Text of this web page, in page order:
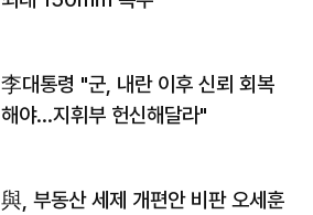
李대통령 "군, 내란 이후 신뢰 회복
해야…지휘부 헌신해달라"
與, 부동산 세제 개편안 비판 오세훈